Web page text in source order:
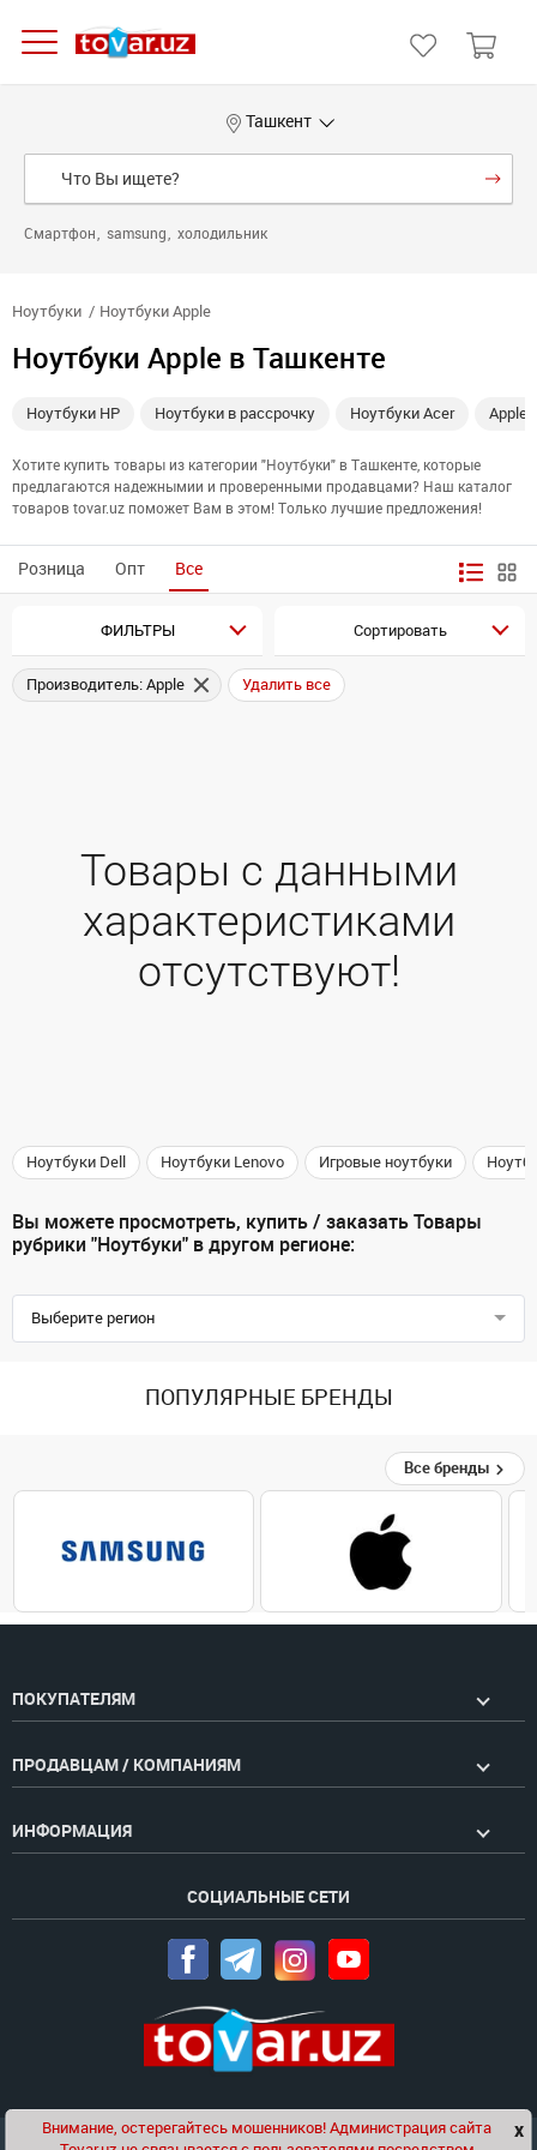
Ташкент
Смартфон samsung холодильник
Ноутбуки Ноутбуки Apple
Ноутбуки Apple в Ташкенте
Ноутбуки HP Ноутбуки в рассрочку Ноутбуки Acer Apple
Хотите купить товары из категории "Ноутбуки" в Ташкенте, которые
предлагаются надежнымии и проверенными продавцами? Наш каталог
товаров tovar.uz поможет Вам в этом! Только лучшие предложения!
Розница Опт Все
ФИЛЬТРЫ Сортировать
Производитель: Apple Удалить все
Товары с данными
характеристиками
отсутствуют!
Ноутбуки Dell Ноутбуки Lenovo Игровые ноутбуки
Вы можете просмотреть, купить / заказать Товары
рубрики "Ноутбуки" в другом регионе:
Выберите регион
ПОПУЛЯРНЫЕ БРЕНДЫ
Все бренды
ПОКУПАТЕЛЯМ
ПРОДАВЦАМ / КОМПАНИЯМ
ИНФОРМАЦИЯ
СОЦИАЛЬНЫЕ СЕТИ
Чат x
Внимание, остерегайтесь мошенников! Администрация сайта